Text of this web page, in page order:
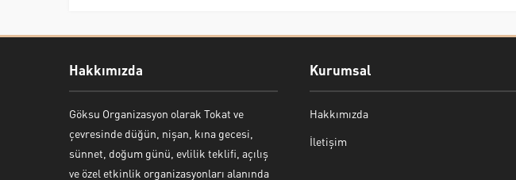
Hakkımızda
Göksu Organizasyon olarak Tokat ve
çevresinde düğün, nişan, kına gecesi,
sünnet, doğum günü, evlilik teklifi, açılış
ve özel etkinlik organizasyonları alanında
Kurumsal
Hakkımızda
İletişim
Bekir Kiper